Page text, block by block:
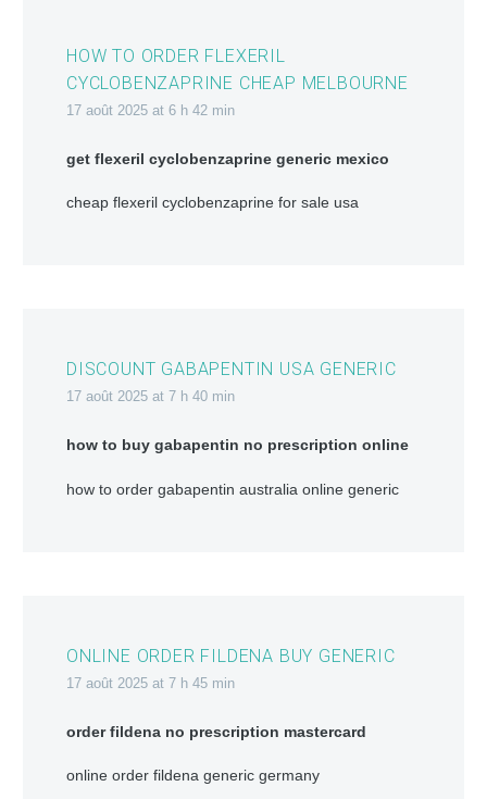
HOW TO ORDER FLEXERIL
CYCLOBENZAPRINE CHEAP MELBOURNE
17 août 2025 at 6 h 42 min
get flexeril cyclobenzaprine generic mexico
cheap flexeril cyclobenzaprine for sale usa
DISCOUNT GABAPENTIN USA GENERIC
17 août 2025 at 7 h 40 min
how to buy gabapentin no prescription online
how to order gabapentin australia online generic
ONLINE ORDER FILDENA BUY GENERIC
17 août 2025 at 7 h 45 min
order fildena no prescription mastercard
online order fildena generic germany